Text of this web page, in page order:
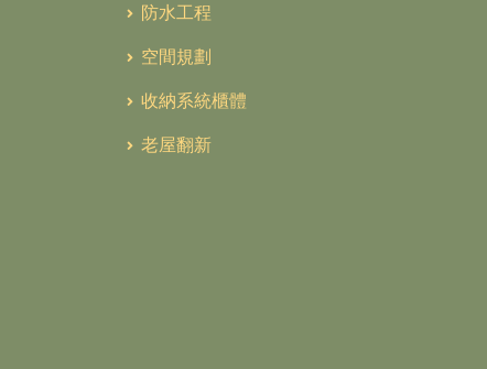
防水工程
空間規劃
收納系統櫃體
老屋翻新